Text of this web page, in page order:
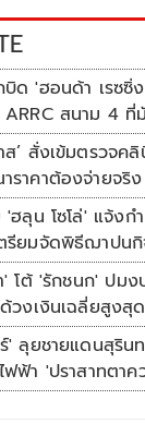
ด 'ฮอนด้า เรซซิ่
ARRC สนาม 4 ที่
ส’ สั่งเข้มตรวจค
ราคาต้องจ่ายจริง
ฮลุน โซโล่' แจ้งก
รียมจัดพิธีฌาปนกิ
โต้ 'รักชนก' ปมง
วงเงินเฉลี่ยสูงสุด
ลุยชายแดนสุรินท
ฟฟ้า 'ปราสาทตา